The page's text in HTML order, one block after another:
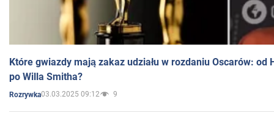
Które gwiazdy mają zakaz udziału w rozdaniu Oscarów: od
po Willa Smitha?
Rozrywka03.03.2025 09:12 9